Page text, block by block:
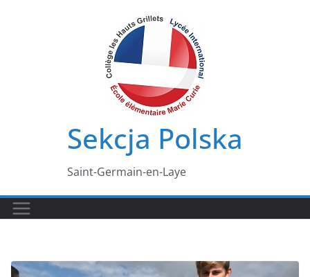
Sekcja Polska
Saint-Germain-en-Laye